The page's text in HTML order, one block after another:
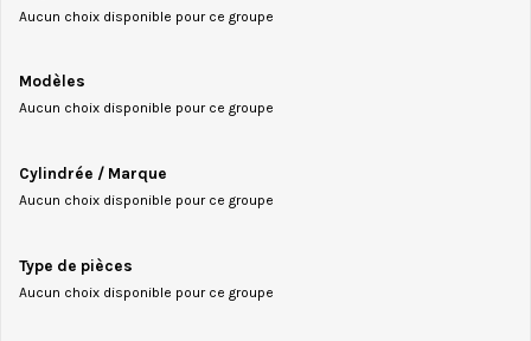
Aucun choix disponible pour ce groupe
Modèles
Aucun choix disponible pour ce groupe
Cylindrée / Marque
Aucun choix disponible pour ce groupe
Type de pièces
Aucun choix disponible pour ce groupe